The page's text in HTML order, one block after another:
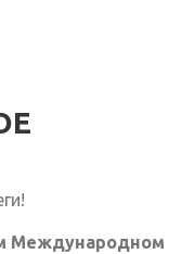
Международном